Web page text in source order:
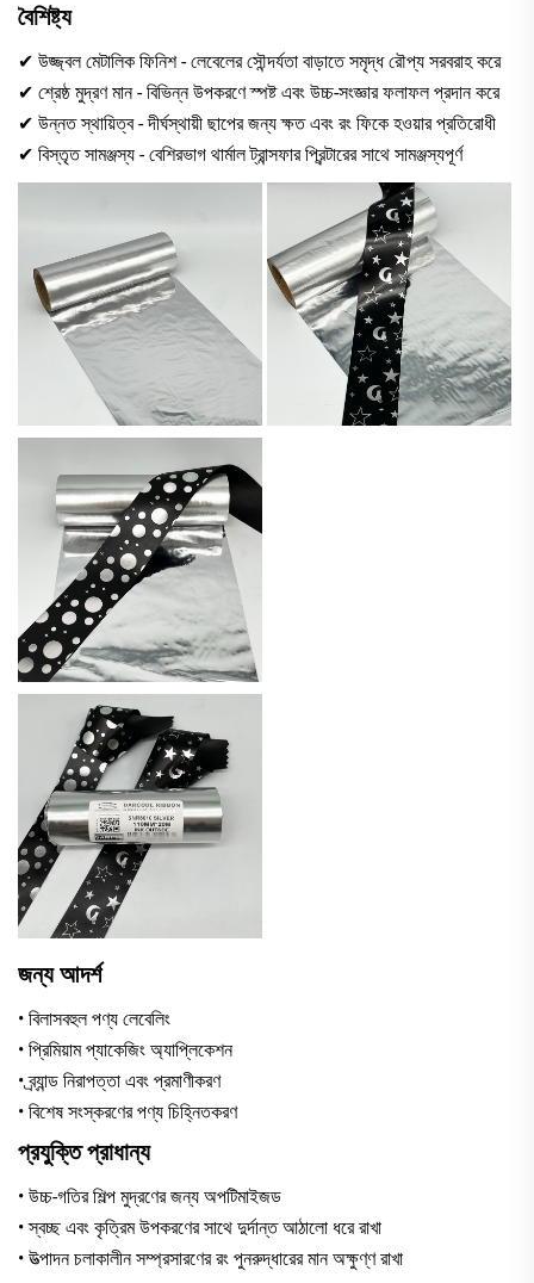
বৈশিষ্ট্য
✔ উজ্জ্বল মেটালিক ফিনিশ - লেবেলের সৌন্দর্যতা বাড়াতে সমৃদ্ধ রৌপ্য সরবরাহ করে
✔ শ্রেষ্ঠ মুদ্রণ মান - বিভিন্ন উপকরণে স্পষ্ট এবং উচ্চ-সংজ্ঞার ফলাফল প্রদান করে
✔ উন্নত স্থায়িত্ব - দীর্ঘস্থায়ী ছাপের জন্য ক্ষত এবং রং ফিকে হওয়ার প্রতিরোধী
✔ বিস্তৃত সামঞ্জস্য - বেশিরভাগ থার্মাল ট্রান্সফার প্রিন্টারের সাথে সামঞ্জস্যপূর্ণ
জন্য আদর্শ
• বিলাসবহুল পণ্য লেবেলিং
• প্রিমিয়াম প্যাকেজিং অ্যাপ্লিকেশন
• ব্র্যান্ড নিরাপত্তা এবং প্রমাণীকরণ
• বিশেষ সংস্করণের পণ্য চিহ্নিতকরণ
প্রযুক্তি প্রাধান্য
• উচ্চ-গতির শিল্প মুদ্রণের জন্য অপটিমাইজড
• স্বচ্ছ এবং কৃত্রিম উপকরণের সাথে দুর্দান্ত আঠালো ধরে রাখা
• উত্পাদন চলাকালীন সম্প্রসারণের রং পুনরুদ্ধারের মান অক্ষুণ্ণ রাখা